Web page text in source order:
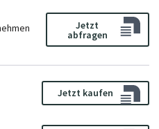
Jetzt
abfragen
Jetzt kaufen